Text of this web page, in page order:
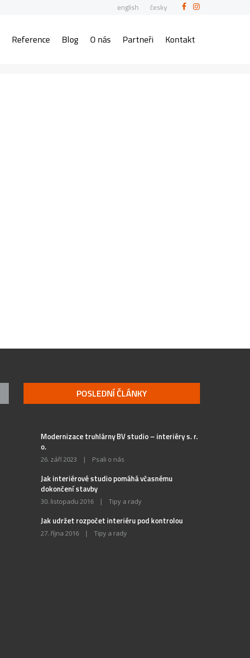
english česky
Reference Blog O nás Partneři Kontakt
POSLEDNÍ ČLÁNKY
Modernizace truhlárny BV studio – interiéry s. r.
o.
26. září 2023 | Psali o nás
Jak interiérové studio pomáhá včasnému
dokončení stavby
30. listopadu 2016 | Tipy a rady
Jak udržet rozpočet interiéru pod kontrolou
27. října 2016 | Tipy a rady